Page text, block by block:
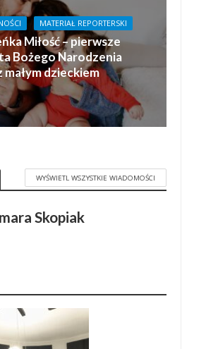
MATERIAŁ REPORTERSKI
Miłość – pierwsze
Bożego Narodzenia
małym dzieckiem
WYŚWIETL WSZYSTKIE WIADOMOŚCI
Skopiak